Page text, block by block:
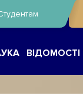
ВІДОМОСТІ